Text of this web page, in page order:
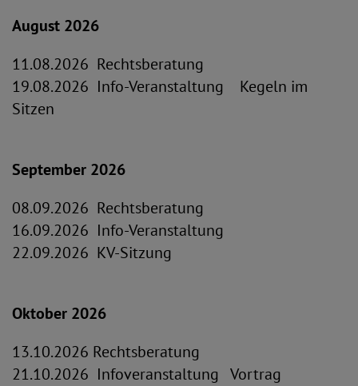
August 2026
11.08.2026 Rechtsberatung
19.08.2026 Info-Veranstaltung Kegeln im
Sitzen
September 2026
08.09.2026 Rechtsberatung
16.09.2026 Info-Veranstaltung
22.09.2026 KV-Sitzung
Oktober 2026
13.10.2026 Rechtsberatung
21.10.2026 Infoveranstaltung Vortrag